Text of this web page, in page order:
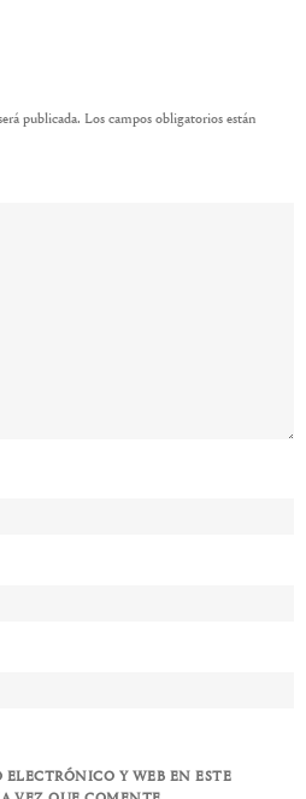
publicada. Los campos obligatorios están
Y WEB EN ESTE